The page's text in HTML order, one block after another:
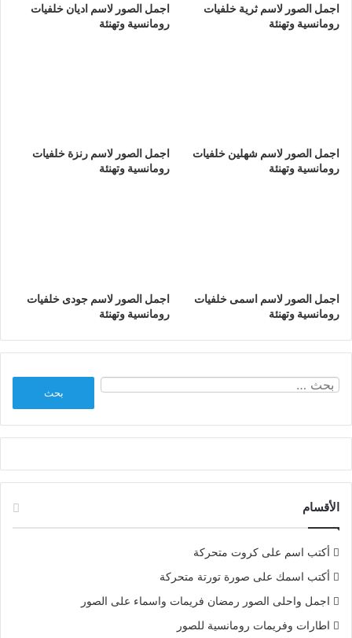
اجمل الصور لاسم ثرية خلفيات
رومانسية وتهنئة
اجمل الصور لاسم اديان خلفيات
رومانسية وتهنئة
اجمل الصور لاسم شهلين خلفيات
رومانسية وتهنئة
اجمل الصور لاسم رنزة خلفيات
رومانسية وتهنئة
اجمل الصور لاسم اسمى خلفيات
رومانسية وتهنئة
اجمل الصور لاسم جودى خلفيات
رومانسية وتهنئة
الأقسام
أكتب اسم على كروت متحركة
أكتب اسمك على صورة تورتة متحركة
اجمل واحلى الصور رمضان فريمات واسماء على الصور
اطارات وفريمات رومانسية للصور